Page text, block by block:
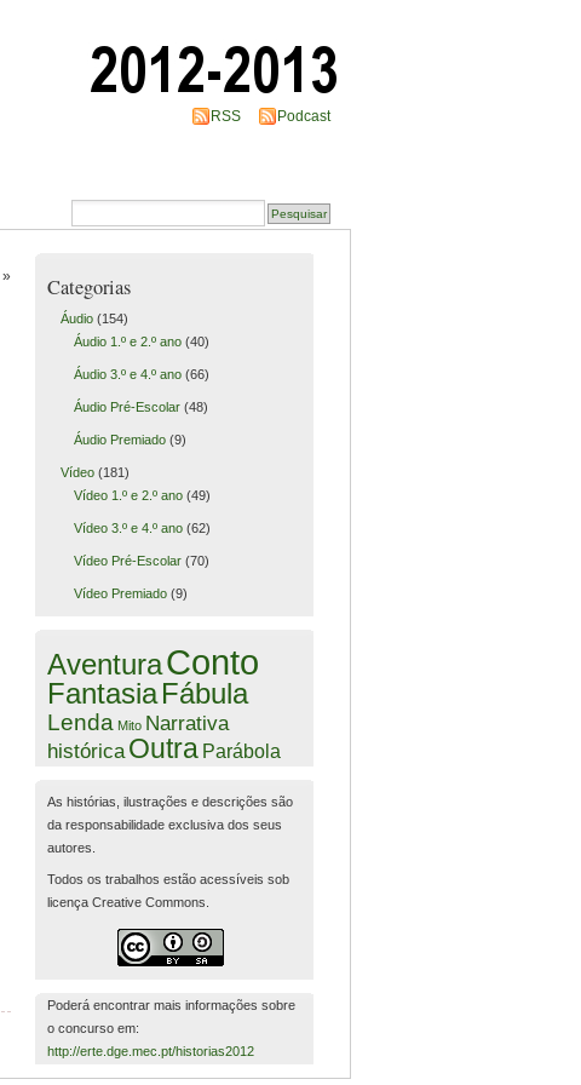
RSS Podcast
» Categorias
Áudio(154)
Áudio 1.º e 2.º ano(40)
Áudio 3.º e 4.º ano(66)
Áudio Pré-Escolar(48)
Áudio Premiado(9)
Vídeo(181)
Vídeo 1.º e 2.º ano(49)
Vídeo 3.º e 4.º ano(62)
Vídeo Pré-Escolar(70)
Vídeo Premiado(9)
AventuraConto
FantasiaFábula
Lenda Mito Narrativa
histórica Outra Parábola
As histórias, ilustrações e descrições são
da responsabilidade exclusiva dos seus
autores.
Todos os trabalhos estão acessíveis sob
licença Creative Commons.
Poderá encontrar mais informações sobre
o concurso em:
http://erte.dge.mec.pt/historias2012